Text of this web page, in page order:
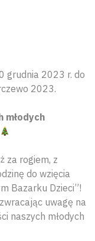
grudnia 2023 r. do
2023.
młodych
za rogiem, z
do wzięcia
Bazarku Dzieci”!
uwagę na
naszych młodych